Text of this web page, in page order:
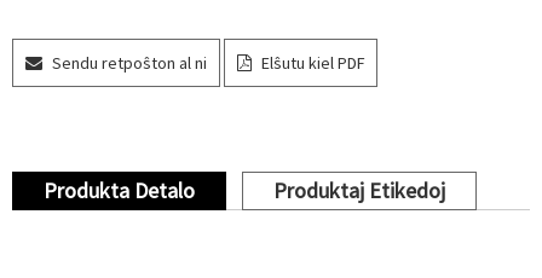
Sendu retpoŝton al ni Elŝutu kiel PDF
Produkta Detalo Produktaj Etikedoj